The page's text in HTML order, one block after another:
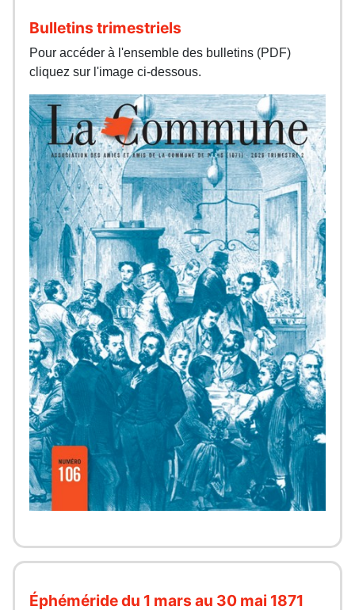
Bulletins trimestriels
Pour accéder à l'ensemble des bulletins (PDF)
cliquez sur l'image ci-dessous.
Éphéméride du 1 mars au 30 mai 1871